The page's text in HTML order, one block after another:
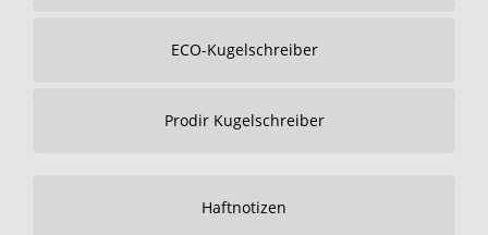
ECO-Kugelschreiber
Prodir Kugelschreiber
Haftnotizen